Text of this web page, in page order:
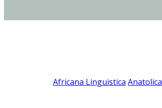
Africana Linguistica Anatolica